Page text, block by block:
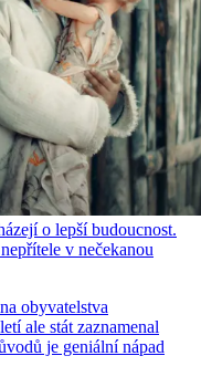
o lepší budoucnost.
v nečekanou
obyvatelstva
ale stát zaznamenal
je geniální nápad